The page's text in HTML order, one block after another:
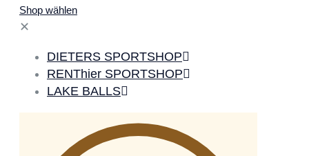
Shop wählen
✕
DIETERS SPORTSHOP
RENThier SPORTSHOP
LAKE BALLS